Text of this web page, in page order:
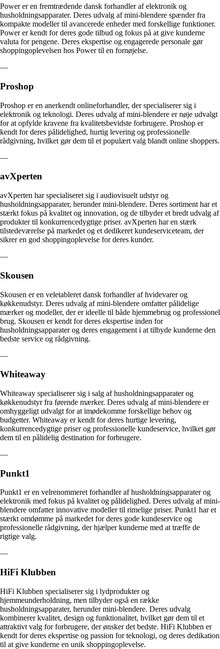
Power er en fremtrædende dansk forhandler af elektronik og
husholdningsapparater. Deres udvalg af mini-blendere spænder fra
kompakte modeller til avancerede enheder med forskellige funktioner.
Power er kendt for deres gode tilbud og fokus på at give kunderne
valuta for pengene. Deres ekspertise og engagerede personale gør
shoppingoplevelsen hos Power til en fornøjelse.
—
Proshop
Proshop er en anerkendt onlineforhandler, der specialiserer sig i
elektronik og teknologi. Deres udvalg af mini-blendere er nøje udvalgt
for at opfylde kravene fra kvalitetsbevidste forbrugere. Proshop er
kendt for deres pålidelighed, hurtig levering og professionelle
rådgivning, hvilket gør dem til et populært valg blandt online shoppers.
—
avXperten
avXperten har specialiseret sig i audiovisuelt udstyr og
husholdningsapparater, herunder mini-blendere. Deres sortiment har et
stærkt fokus på kvalitet og innovation, og de tilbyder et bredt udvalg af
produkter til konkurrencedygtige priser. avXperten har en stærk
tilstedeværelse på markedet og et dedikeret kundeserviceteam, der
sikrer en god shoppingoplevelse for deres kunder.
—
Skousen
Skousen er en veletableret dansk forhandler af hvidevarer og
køkkenudstyr. Deres udvalg af mini-blendere omfatter pålidelige
mærker og modeller, der er ideelle til både hjemmebrug og professionel
brug. Skousen er kendt for deres ekspertise inden for
husholdningsapparater og deres engagement i at tilbyde kunderne den
bedste service og rådgivning.
—
Whiteaway
Whiteaway specialiserer sig i salg af husholdningsapparater og
køkkenudstyr fra førende mærker. Deres udvalg af mini-blendere er
omhyggeligt udvalgt for at imødekomme forskellige behov og
budgetter. Whiteaway er kendt for deres hurtige levering,
konkurrencedygtige priser og professionelle kundeservice, hvilket gør
dem til en pålidelig destination for forbrugere.
—
Punkt1
Punkt1 er en velrenommeret forhandler af husholdningsapparater og
elektronik med fokus på kvalitet og pålidelighed. Deres udvalg af mini-
blendere omfatter innovative modeller til rimelige priser. Punkt1 har et
stærkt omdømme på markedet for deres gode kundeservice og
professionelle rådgivning, der hjælper kunderne med at træffe de
rigtige valg.
—
HiFi Klubben
HiFi Klubben specialiserer sig i lydprodukter og
hjemmeunderholdning, men tilbyder også en række
husholdningsapparater, herunder mini-blendere. Deres udvalg
kombinerer kvalitet, design og funktionalitet, hvilket gør dem til et
attraktivt valg for forbrugere, der ønsker det bedste. HiFi Klubben er
kendt for deres ekspertise og passion for teknologi, og deres dedikation
til at give kunderne en unik shoppingoplevelse.